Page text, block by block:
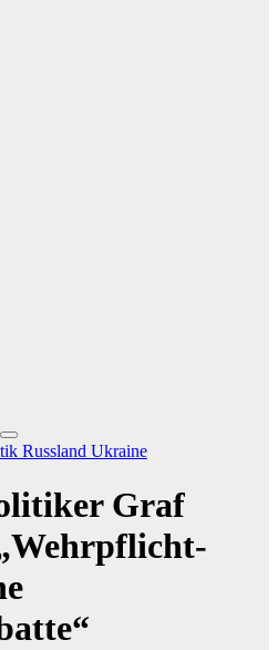
Russland Ukraine
Graf